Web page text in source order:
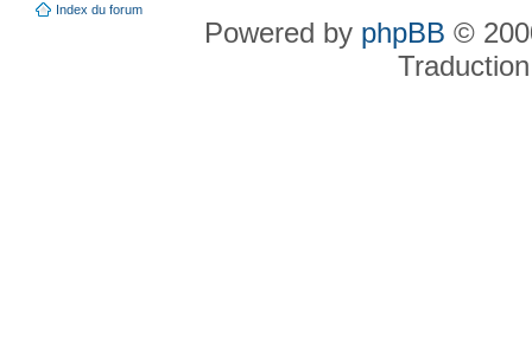
Index du forum
Powered by phpBB ©